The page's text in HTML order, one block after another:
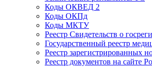
Коды ОКВЕД 2
Коды ОКПд
Коды МКТУ
Реестр Свидетельств о
Государственный реестр
Реестр зарегистрированных
Реестр документов на сайте